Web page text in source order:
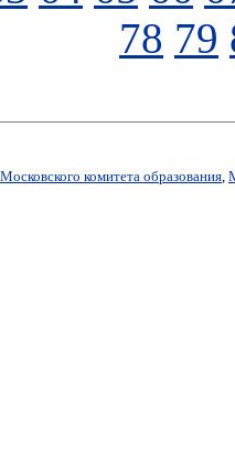
78 79
Московского комитета образования,